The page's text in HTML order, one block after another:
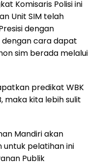
Komisaris Polisi ini
Unit SIM telah
dengan
cara dapat
sim berada melalui
predikat WBK
maka kita lebih sulit
Mandiri akan
pelatihan ini
Publik